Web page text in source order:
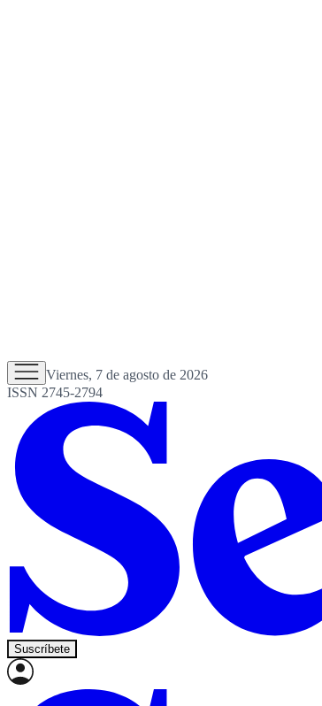
Viernes, 7 de agosto de 2026
ISSN 2745-2794
Suscríbete